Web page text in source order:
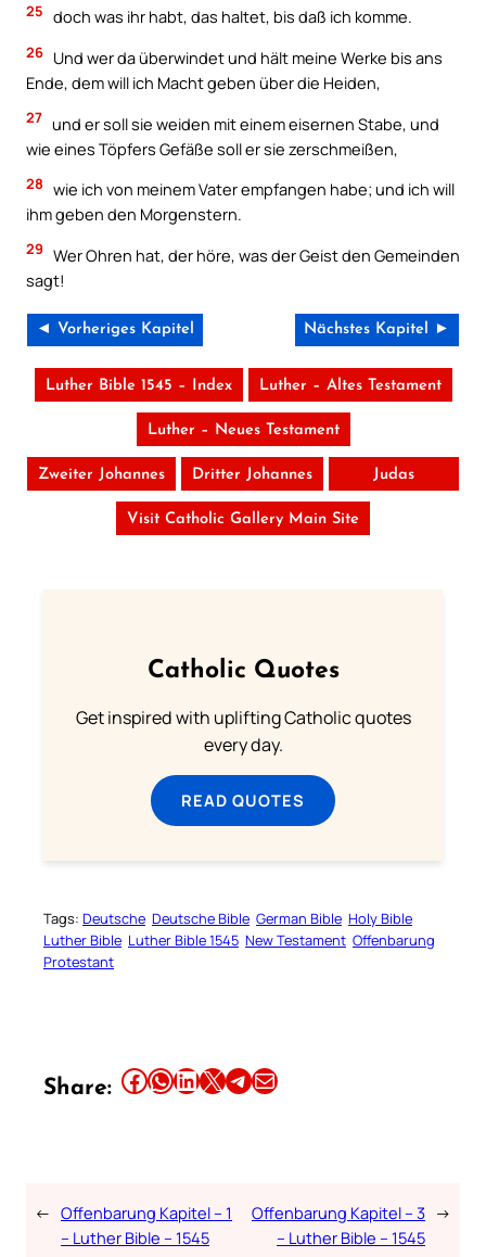
25 doch was ihr habt, das haltet, bis daß ich komme.
26 Und wer da überwindet und hält meine Werke bis ans
Ende, dem will ich Macht geben über die Heiden,
27 und er soll sie weiden mit einem eisernen Stabe, und
wie eines Töpfers Gefäße soll er sie zerschmeißen,
28 wie ich von meinem Vater empfangen habe; und ich will
ihm geben den Morgenstern.
29 Wer Ohren hat, der höre, was der Geist den Gemeinden
sagt!
◄ Vorheriges Kapitel Nächstes Kapitel ►
Luther Bible 1545 – Index Luther – Altes Testament
Luther – Neues Testament
Zweiter Johannes Dritter Johannes Judas
Visit Catholic Gallery Main Site
Catholic Quotes
Get inspired with uplifting Catholic quotes
every day.
READ QUOTES
Tags: Deutsche Deutsche Bible German Bible Holy Bible
Luther Bible Luther Bible 1545 New Testament Offenbarung
Protestant
Share: Share this article on Facebook Share this article on WhatsApp Share this article on LinkedIn Share this article on X Share this article on TelegramEmail this Article
← Offenbarung Kapitel – 1
– Luther Bible – 1545
Offenbarung Kapitel – 3
– Luther Bible – 1545
→